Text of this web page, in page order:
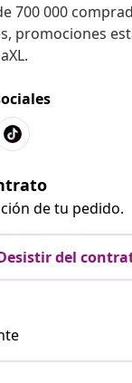
700 000
promociones
de tu pedido.
del